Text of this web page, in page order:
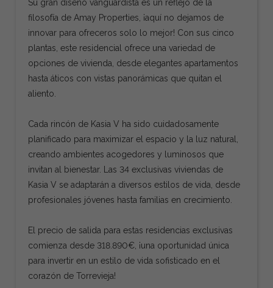
Su gran diseño vanguardista es un reflejo de la
filosofía de Amay Properties, ¡aquí no dejamos de
innovar para ofreceros solo lo mejor! Con sus cinco
plantas, este residencial ofrece una variedad de
opciones de vivienda, desde elegantes apartamentos
hasta áticos con vistas panorámicas que quitan el
aliento.
Cada rincón de Kasia V ha sido cuidadosamente
planificado para maximizar el espacio y la luz natural,
creando ambientes acogedores y luminosos que
invitan al bienestar. Las 34 exclusivas viviendas de
Kasia V se adaptarán a diversos estilos de vida, desde
profesionales jóvenes hasta familias en crecimiento.
El precio de salida para estas residencias exclusivas
comienza desde 318.890€, ¡una oportunidad única
para invertir en un estilo de vida sofisticado en el
corazón de Torrevieja!